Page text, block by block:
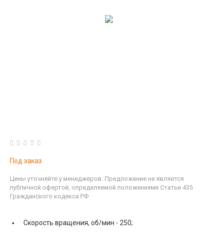
Под заказ
Цены уточняйте у менеджеров. Предложение не является
публичной офертой, определяемой положениями Статьи 435
Гражданского кодекса РФ
Скорость вращения, об/мин - 250;